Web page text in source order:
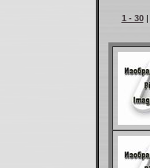
1 - 30|